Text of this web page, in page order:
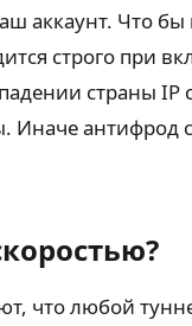
аккаунт. Что
строго при
страны IP
Иначе антифрод
что любой